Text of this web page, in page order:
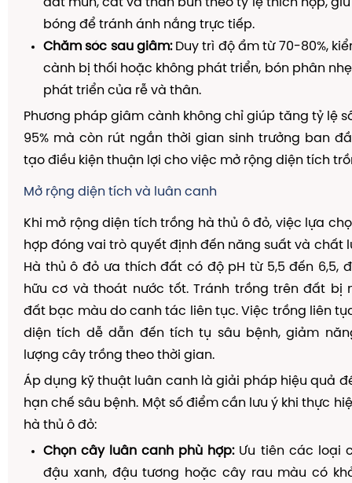
đất mùn, cát và than bùn theo tỷ lệ thích hợp,
bóng để tránh ánh nắng trực tiếp.
Chăm sóc sau giâm:Duy trì độ ẩm từ 70-80%,
cành bị thối hoặc không phát triển, bón phân
phát triển của rễ và thân.
Phương pháp giâm cành không chỉ giúp tăng tỷ lệ
95% mà còn rút ngắn thời gian sinh trưởng ban
tạo điều kiện thuận lợi cho việc mở rộng diện tích
Mở rộng diện tích và luân canh
Khi mở rộng diện tích trồng hà thủ ô đỏ, việc lựa
hợp đóng vai trò quyết định đến năng suất và chất
Hà thủ ô đỏ ưa thích đất có độ pH từ 5,5 đến 6,5,
hữu cơ và thoát nước tốt. Tránh trồng trên đất bị
đất bạc màu do canh tác liên tục. Việc trồng liên
diện tích dễ dẫn đến tích tụ sâu bệnh, giảm
lượng cây trồng theo thời gian.
Áp dụng kỹ thuật luân canh là giải pháp hiệu quả
hạn chế sâu bệnh. Một số điểm cần lưu ý khi thực
hà thủ ô đỏ:
Chọn cây luân canh phù hợp:Ưu tiên các loại
đậu xanh, đậu tương hoặc cây rau màu có